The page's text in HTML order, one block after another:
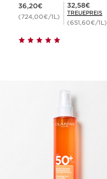
36,20€
(724,00€/1L)
Mitgliederpreis 32,58€
32,58€
TREUEPREIS
(651,60€/1L)